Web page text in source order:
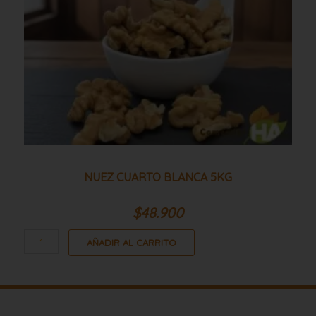
NUEZ CUARTO BLANCA 5KG
$48.900
AÑADIR AL CARRITO